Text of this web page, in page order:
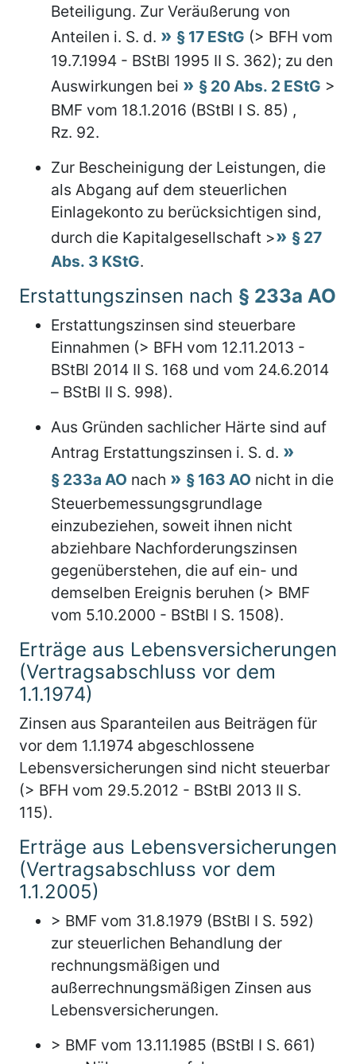
Beteiligung. Zur Veräußerung von
Anteilen i. S. d.
§ 17 EStG (> BFH vom
19.7.1994 - BStBl 1995 II S. 362); zu den
Auswirkungen bei
§ 20 Abs. 2 EStG >
BMF vom 18.1.2016 (BStBl I S. 85) ,
Rz. 92.
Zur Bescheinigung der Leistungen, die
als Abgang auf dem steuerlichen
Einlagekonto zu berücksichtigen sind,
durch die Kapitalgesellschaft >
§ 27
Abs. 3 KStG.
Erstattungszinsen nach § 233a AO
Erstattungszinsen sind steuerbare
Einnahmen (> BFH vom 12.11.2013 -
BStBl 2014 II S. 168 und vom 24.6.2014
– BStBl II S. 998).
Aus Gründen sachlicher Härte sind auf
Antrag Erstattungszinsen i. S. d.
§ 233a AO nach § 163 AO nicht in die
Steuerbemessungsgrundlage
einzubeziehen, soweit ihnen nicht
abziehbare Nachforderungszinsen
gegenüberstehen, die auf ein- und
demselben Ereignis beruhen (> BMF
vom 5.10.2000 - BStBl I S. 1508).
Erträge aus Lebensversicherungen
(Vertragsabschluss vor dem
1.1.1974)
Zinsen aus Sparanteilen aus Beiträgen für
vor dem 1.1.1974 abgeschlossene
Lebensversicherungen sind nicht steuerbar
(> BFH vom 29.5.2012 - BStBl 2013 II S.
115).
Erträge aus Lebensversicherungen
(Vertragsabschluss vor dem
1.1.2005)
> BMF vom 31.8.1979 (BStBl I S. 592)
zur steuerlichen Behandlung der
rechnungsmäßigen und
außerrechnungsmäßigen Zinsen aus
Lebensversicherungen.
> BMF vom 13.11.1985 (BStBl I S. 661)